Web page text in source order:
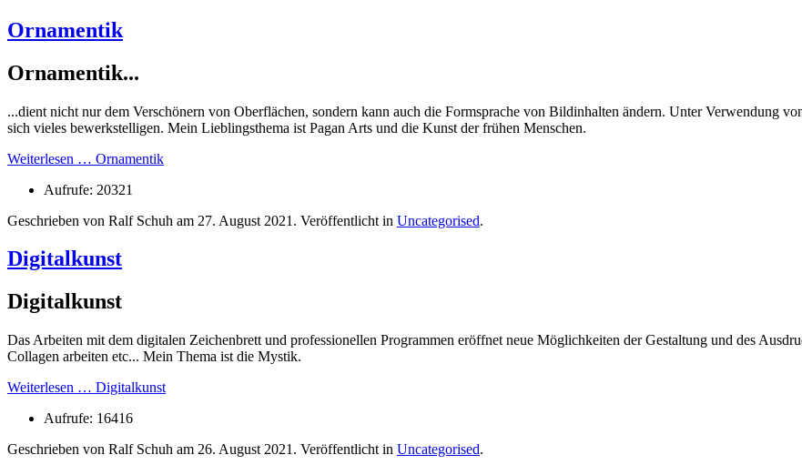
Ornamentik
Ornamentik...
...dient nicht nur dem Verschönern von Oberflächen, sondern kann auch die Formsprache von Bildinhalten ändern. Unter Verwendung
sich vieles bewerkstelligen. Mein Lieblingsthema ist Pagan Arts und die Kunst der frühen Menschen.
Weiterlesen … Ornamentik
Aufrufe: 20321
Geschrieben von Ralf Schuh am 27. August 2021 . Veröffentlicht in Uncategorised.
Digitalkunst
Digitalkunst
Das Arbeiten mit dem digitalen Zeichenbrett und professionellen Programmen eröffnet neue Möglichkeiten der Gestaltung und des
Collagen arbeiten etc... Mein Thema ist die Mystik.
Weiterlesen … Digitalkunst
Aufrufe: 16416
Geschrieben von Ralf Schuh am 26. August 2021 . Veröffentlicht in Uncategorised.